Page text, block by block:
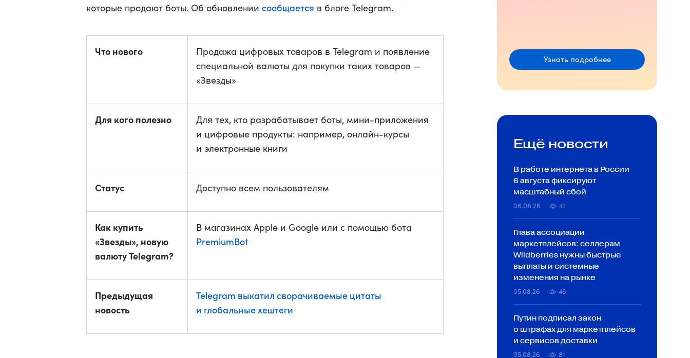
которые продают боты. Об обновлении сообщается в блоге Telegram.
Что нового
Продажа цифровых товаров в Telegram и появление
специальной валюты для покупки таких товаров —
«Звезды»
Для кого полезно
Для тех, кто разрабатывает боты, мини-приложения
и цифровые продукты: например, онлайн-курсы
и электронные книги
Статус Доступно всем пользователям
Как купить
«Звезды», новую
валюту Telegram?
В магазинах Apple и Google или с помощью бота
PremiumBot
Предыдущая
новость
Telegram выкатил сворачиваемые цитаты
и глобальные хештеги
Узнать подробнее
Ещё новости
В работе интернета в России
6 августа фиксируют
масштабный сбой
06.08.26 41
Глава ассоциации
маркетплейсов: селлерам
Wildberries нужны быстрые
выплаты и системные
изменения на рынке
05.08.26 46
Путин подписал закон
о штрафах для маркетплейсов
и сервисов доставки
05.08.26 81